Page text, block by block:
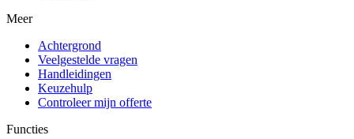
Meer
Achtergrond
Veelgestelde vragen
Handleidingen
Keuzehulp
Controleer mijn offerte
Functies